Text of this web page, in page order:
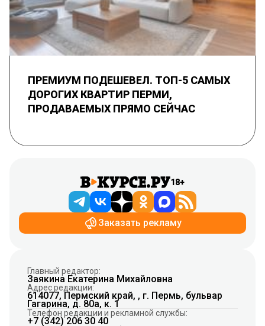
ПРЕМИУМ ПОДЕШЕВЕЛ. ТОП-5 САМЫХ
ДОРОГИХ КВАРТИР ПЕРМИ,
ПРОДАВАЕМЫХ ПРЯМО СЕЙЧАС
18+
Заказать рекламу
Главный редактор:
Заякина Екатерина Михайловна
Адрес редакции:
614077, Пермский край, , г. Пермь, бульвар
Гагарина, д. 80а, к. 1
Телефон редакции и рекламной службы:
+7 (342) 206 30 40